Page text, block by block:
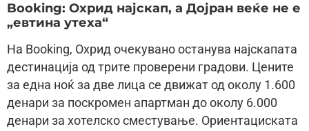
Booking: Охрид најскап, a Дојран веќе не е
„евтина утеха“
На Booking, Охрид очекувано останува најскапата
дестинација од трите проверени градови. Цените
за една ноќ за две лица се движат од околу 1.600
денари за поскромен апартман до околу 6.000
денари за хотелско сместување. Ориентациската